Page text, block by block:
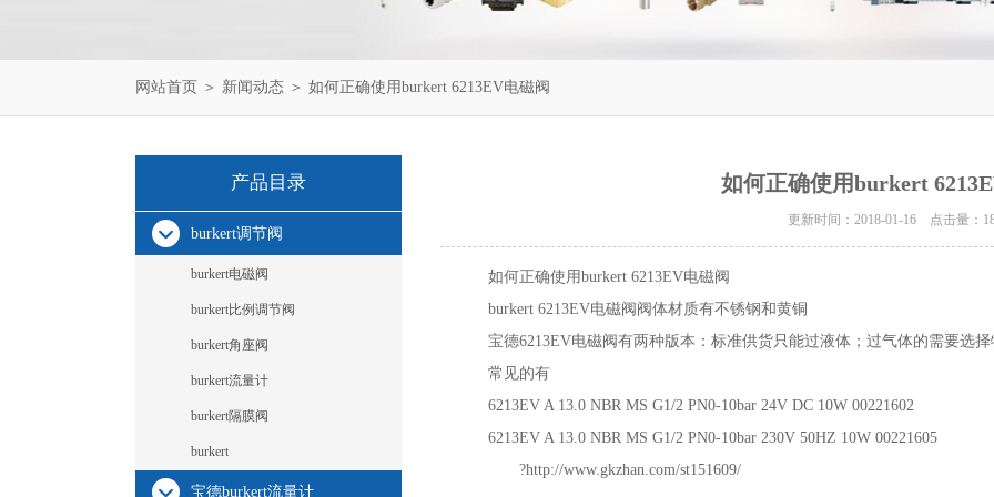
网站首页 ＞ 新闻动态 ＞ 如何正确使用burkert 6213EV电磁阀
产品目录
burkert调节阀
burkert电磁阀
burkert比例调节阀
burkert角座阀
burkert流量计
burkert隔膜阀
burkert
宝德burkert流量计
如何正确使用burkert
更新时间：2018-01-16 点击量：
如何正确使用burkert 6213EV电磁阀
burkert 6213EV电磁阀阀体材质有不锈钢和黄铜
宝德6213EV电磁阀有两种版本：标准供货只能过液体；过气体的需要选
常见的有
6213EV A 13.0 NBR MS G1/2 PN0-10bar 24V DC 10W 00221602
6213EV A 13.0 NBR MS G1/2 PN0-10bar 230V 50HZ 10W 00221605
?http://www.gkzhan.com/st151609/